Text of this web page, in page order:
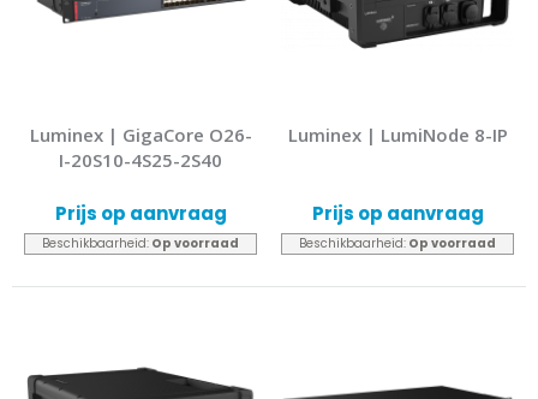
Luminex | GigaCore O26-
I-20S10-4S25-2S40
Prijs op aanvraag
Beschikbaarheid: Op voorraad
Luminex | LumiNode 8-IP
Prijs op aanvraag
Beschikbaarheid: Op voorraad